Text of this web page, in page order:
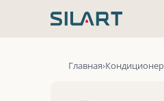
Главная